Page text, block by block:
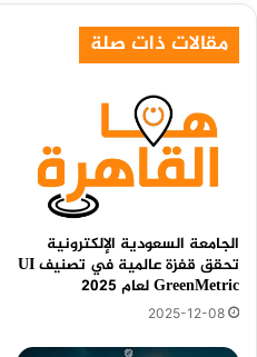
الأولى
2024
مقالات ذات صلة
الجامعة السعودية الإلكترونية
تحقق قفزة عالمية في تصنيف UI
GreenMetric لعام 2025
2025-12-08